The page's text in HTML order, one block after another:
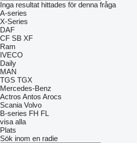
Inga resultat hittades för denna fråga
A-series
X-Series
DAF
CF SB XF
Ram
IVECO
Daily
MAN
TGS TGX
Mercedes-Benz
Actros Antos Arocs
Scania Volvo
B-series FH FL
visa alla
Plats
Sök inom en radie